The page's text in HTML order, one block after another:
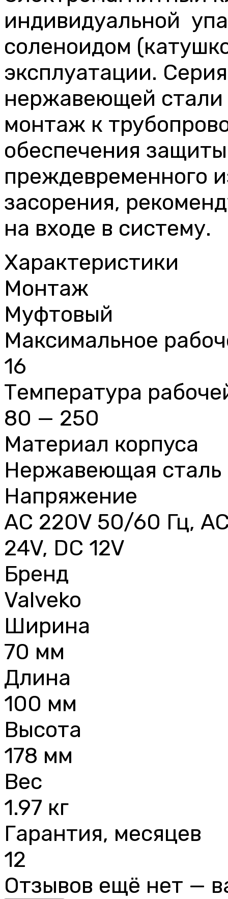
индивидуальной
соленоидом
эксплуатации.
нержавеющей стали
монтаж к
обеспечения
преждевременного
засорения,
на входе в систему.
Характеристики
Монтаж
Муфтовый
Максимальное
16
Температура
80 — 250
Материал корпуса
Нержавеющая сталь
Напряжение
AC 220V 50/60 Гц,
24V, DC 12V
Бренд
Valveko
Ширина
70 мм
Длина
100 мм
Высота
178 мм
Вес
1.97 кг
Гарантия, месяцев
12
Отзывов ещё нет —